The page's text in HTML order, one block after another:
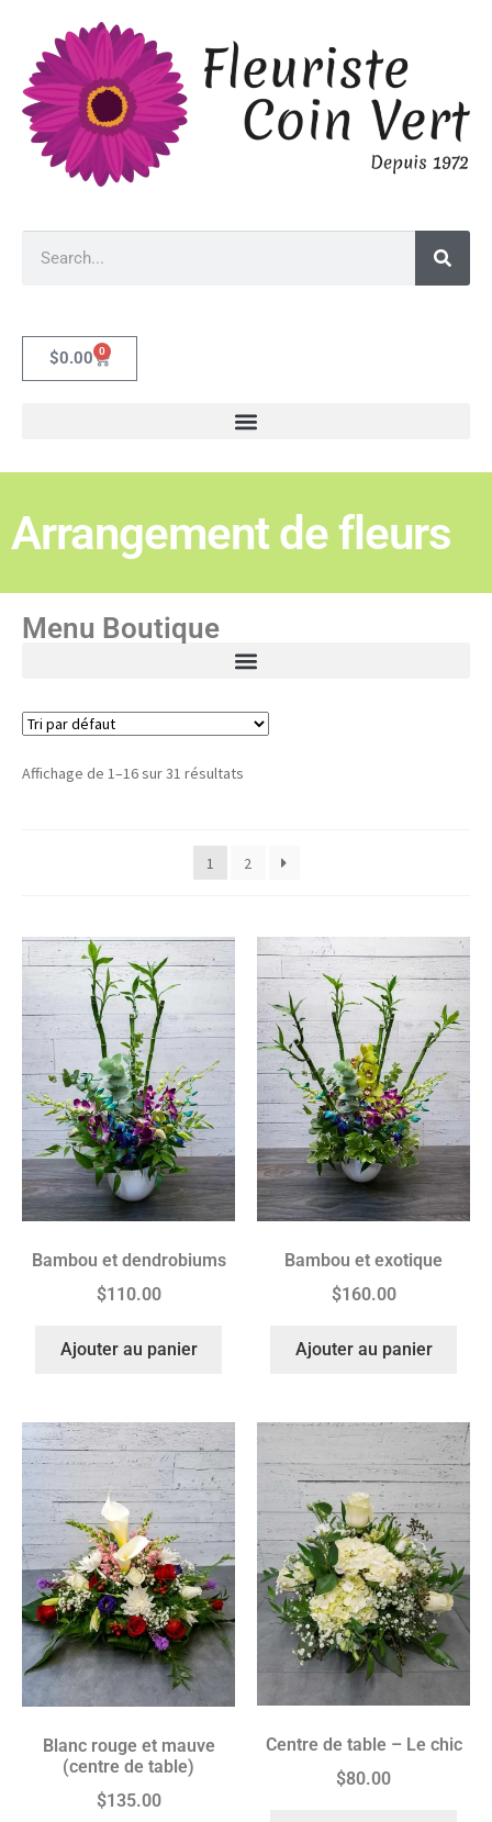
$0.00 0
Arrangement de fleurs
Menu Boutique
Affichage de 1–16 sur 31 résultats
1 2
Bambou et dendrobiums
$110.00
Ajouter au panier
Bambou et exotique
$160.00
Ajouter au panier
Blanc rouge et mauve
(centre de table)
$135.00
Centre de table – Le chic
$80.00